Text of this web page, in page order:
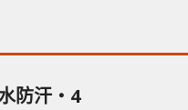
防汗‧4